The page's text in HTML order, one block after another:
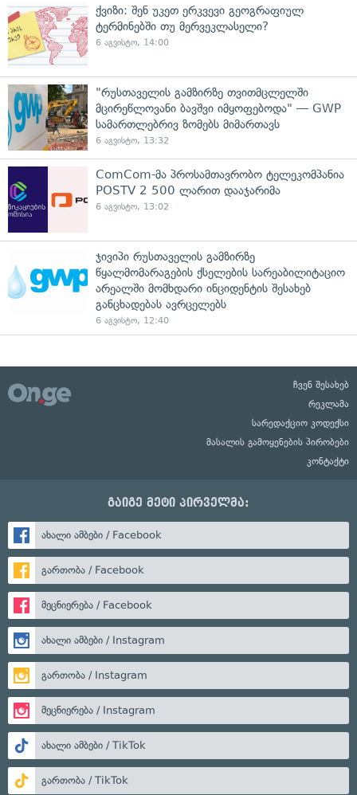
ქვიზი: შენ უკეთ ერკვევი გეოგრაფიულ
ტერმინებში თუ მერვეკლასელი?
6 აგვისტო, 14:00
"რუსთაველის გამზირზე თვითმცლელში
მცირეწლოვანი ბავშვი იმყოფებოდა" — GWP
სამართლებრივ ზომებს მიმართავს
6 აგვისტო, 13:32
ComCom-მა პროსამთავრობო ტელეკომპანია
POSTV 2 500 ლარით დააჯარიმა
6 აგვისტო, 13:02
ჯივიპი რუსთაველის გამზირზე
წყალმომარაგების ქსელების სარეაბილიტაციო
არეალში მომხდარი ინციდენტის შესახებ
განცხადებას ავრცელებს
6 აგვისტო, 12:40
ჩვენ შესახებ
რეკლამა
სარედაქციო კოდექსი
მასალის გამოყენების პირობები
კონტაქტი
გაიგე მეტი პირველმა:
ახალი ამბები / Facebook
გართობა / Facebook
მეცნიერება / Facebook
ახალი ამბები / Instagram
გართობა / Instagram
მეცნიერება / Instagram
ახალი ამბები / TikTok
გართობა / TikTok